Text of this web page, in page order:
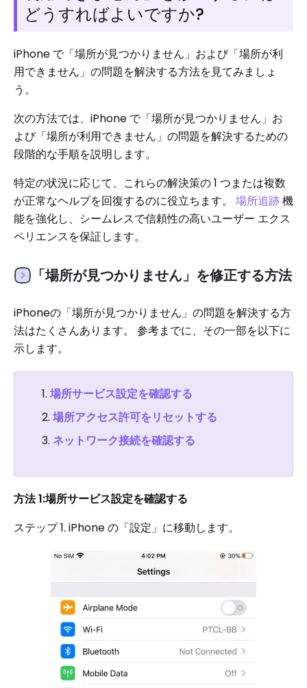
どうすればよいですか?
iPhone で「場所が見つかりません」および「場所が利
用できません」の問題を解決する方法を見てみましょ
う。
次の方法では、iPhone で「場所が見つかりません」お
よび「場所が利用できません」の問題を解決するための
段階的な手順を説明します。
特定の状況に応じて、これらの解決策の 1 つまたは複数
が正常なヘルプを回復するのに役立ちます。 場所追跡機
能を強化し、シームレスで信頼性の高いユーザー エクス
ペリエンスを保証します。
「場所が見つかりません」を修正する方法
iPhoneの「場所が見つかりません」の問題を解決する方
法はたくさんあります。 参考までに、その一部を以下に
示します。
場所サービス設定を確認する
場所アクセス許可をリセットする
ネットワーク接続を確認する
方法 1:場所サービス設定を確認する
ステップ 1. iPhone の「設定」に移動します。